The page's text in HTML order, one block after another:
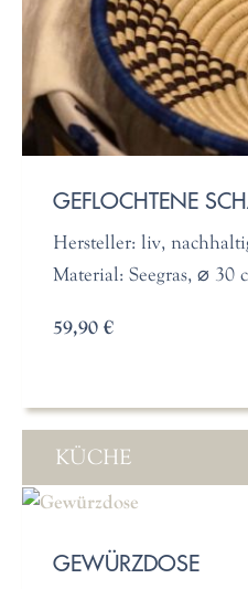
GEFLOCHTENE
Hersteller: liv,
Material: Seegras, ⌀ 30
59,90 €
KÜCHE
GEWÜRZDOSE